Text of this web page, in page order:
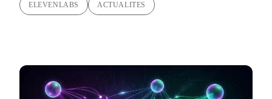
ELEVENLABS ACTUALITES